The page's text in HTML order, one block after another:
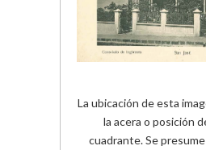
La ubicación de esta
la acera o posición
cuadrante. Se